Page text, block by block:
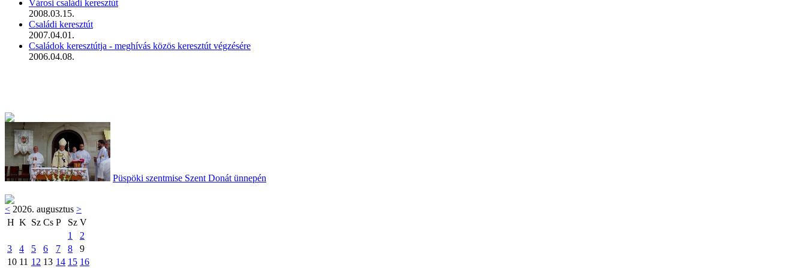
Városi családi keresztút
2008.03.15.
Családi keresztút
2007.04.01.
Családok keresztútja - meghívás közös keresztút végzésére
2006.04.08.
Püspöki szentmise Szent Donát ünnepén
< 2026. augusztus >
H K Sz Cs P Sz V
1
2
3
4 5 6 7 8
9
10 11 12 13 14 15 16